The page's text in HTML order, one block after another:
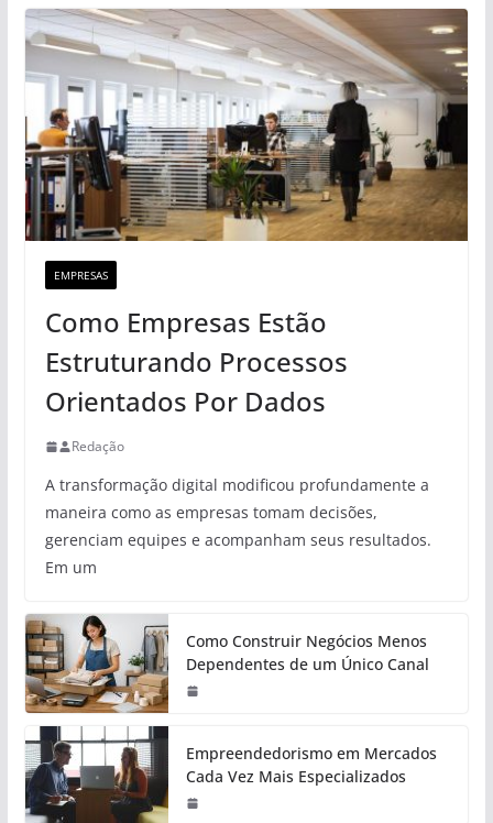
EMPRESAS
Como Empresas Estão
Estruturando Processos
Orientados Por Dados
Redação
A transformação digital modificou profundamente a
maneira como as empresas tomam decisões,
gerenciam equipes e acompanham seus resultados.
Em um
Como Construir Negócios Menos
Dependentes de um Único Canal
Empreendedorismo em Mercados
Cada Vez Mais Especializados